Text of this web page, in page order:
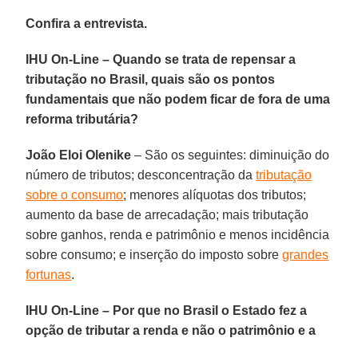
Confira a entrevista.
IHU On-Line – Quando se trata de repensar a
tributação no Brasil, quais são os pontos
fundamentais que não podem ficar de fora de uma
reforma tributária?
João Eloi Olenike – São os seguintes: diminuição do
número de tributos; desconcentração datributação
sobre o consumo; menores alíquotas dos tributos;
aumento da base de arrecadação; mais tributação
sobre ganhos, renda e patrimônio e menos incidência
sobre consumo; e inserção do imposto sobregrandes
fortunas.
IHU On-Line – Por que no Brasil o Estado fez a
opção de tributar a renda e não o patrimônio e a